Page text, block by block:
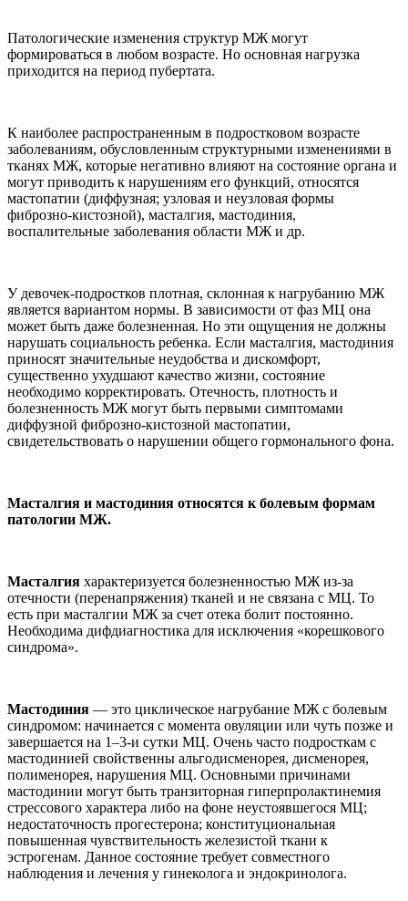
Патологические изменения структур МЖ могут
формироваться в любом возрасте. Но основная нагрузка
приходится на период пубертата.
К наиболее распространенным в подростковом возрасте
заболеваниям, обусловленным структурными изменениями в
тканях МЖ, которые негативно влияют на состояние органа и
могут приводить к нарушениям его функций, относятся
мастопатии (диффузная; узловая и неузловая формы
фиброзно-кистозной), масталгия, мастодиния,
воспалительные заболевания области МЖ и др.
У девочек-подростков плотная, склонная к нагрубанию МЖ
является вариантом нормы. В зависимости от фаз МЦ она
может быть даже болезненная. Но эти ощущения не должны
нарушать социальность ребенка. Если масталгия, мастодиния
приносят значительные неудобства и дискомфорт,
существенно ухудшают качество жизни, состояние
необходимо корректировать. Отечность, плотность и
болезненность МЖ могут быть первыми симптомами
диффузной фиброзно-кистозной мастопатии,
свидетельствовать о нарушении общего гормонального фона.
Масталгия и мастодиния относятся к болевым формам
патологии МЖ.
Масталгия характеризуется болезненностью МЖ из-за
отечности (перенапряжения) тканей и не связана с МЦ. То
есть при масталгии МЖ за счет отека болит постоянно.
Необходима дифдиагностика для исключения «корешкового
синдрома».
Мастодиния — это циклическое нагрубание МЖ с болевым
синдромом: начинается с момента овуляции или чуть позже и
завершается на 1–3-и сутки МЦ. Очень часто подросткам с
мастодинией свойственны альгодисменорея, дисменорея,
полименорея, нарушения МЦ. Основными причинами
мастодинии могут быть транзиторная гиперпролактинемия
стрессового характера либо на фоне неустоявшегося МЦ;
недостаточность прогестерона; конституциональная
повышенная чувствительность железистой ткани к
эстрогенам. Данное состояние требует совместного
наблюдения и лечения у гинеколога и эндокринолога.